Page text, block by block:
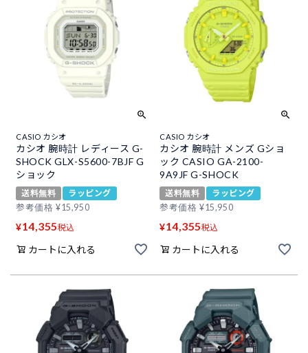
CASIO カシオ
カシオ 腕時計 レディース G-
SHOCK GLX-S5600-7BJF G
ショック
送料無料
ラッピング
参考価格 ¥15,950
¥14,355税込
カートに入れる
CASIO カシオ
カシオ 腕時計 メンズ Gショ
ック CASIO GA-2100-
9A9JF G-SHOCK
送料無料
ラッピング
参考価格 ¥15,950
¥14,355税込
カートに入れる